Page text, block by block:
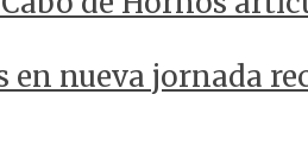
en nueva jornada